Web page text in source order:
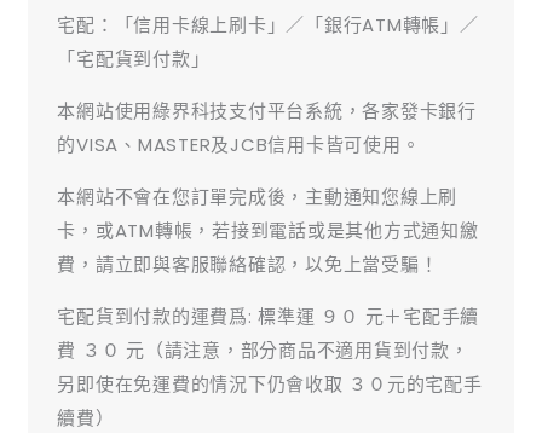
宅配：「信用卡線上刷卡」／「銀行ATM轉帳」／
「宅配貨到付款」
本網站使用綠界科技支付平台系統，各家發卡銀行
的VISA、MASTER及JCB信用卡皆可使用。
本網站不會在您訂單完成後，主動通知您線上刷
卡，或ATM轉帳，若接到電話或是其他方式通知繳
費，請立即與客服聯絡確認，以免上當受騙！
宅配貨到付款的運費爲: 標準運 ９０ 元＋宅配手續
費 ３０ 元（請注意，部分商品不適用貨到付款，
另即使在免運費的情況下仍會收取 ３０元的宅配手
續費）